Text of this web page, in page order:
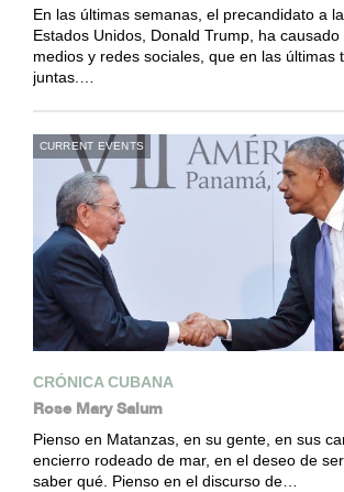
En las últimas semanas, el precandidato a
Estados Unidos, Donald Trump, ha
medios y redes sociales, que en las últimas
juntas.…
CURRENT EVENTS
CRÓNICA CUBANA
Rose Mary Salum
Pienso en Matanzas, en su gente, en sus
encierro rodeado de mar, en el deseo de
saber qué. Pienso en el discurso de…